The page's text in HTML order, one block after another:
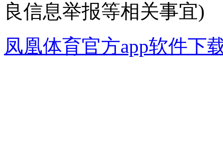
良信息举报等相关事宜)
凤凰体育官方app软件下